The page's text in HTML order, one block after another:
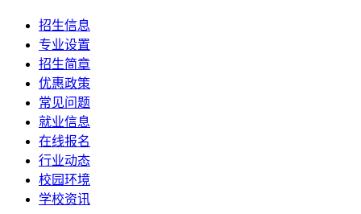
招生信息
专业设置
招生简章
优惠政策
常见问题
就业信息
在线报名
行业动态
校园环境
学校资讯